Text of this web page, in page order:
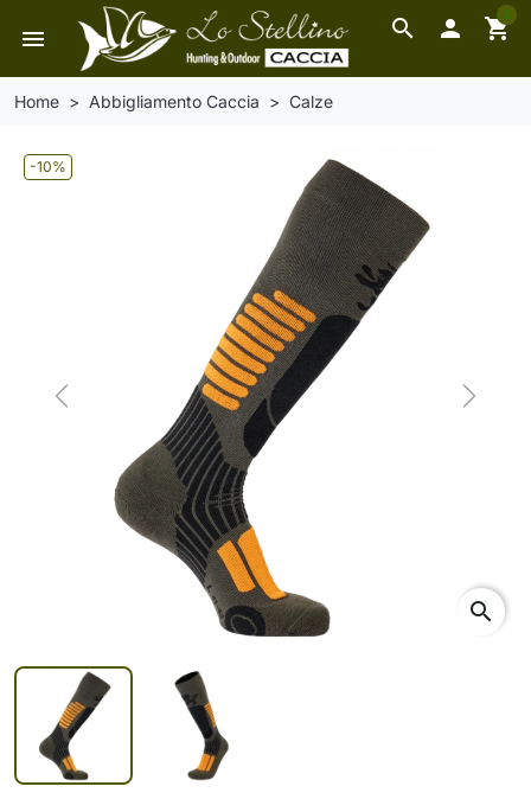
search
menu  shopping_cart
0
Home Abbigliamento Caccia Calze
-10%
Previous Next
search